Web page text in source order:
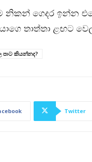
නිකන් ගෙදර ඉන්න
තාත්තා ළඟට
පාට කියන්නද?
Twitter